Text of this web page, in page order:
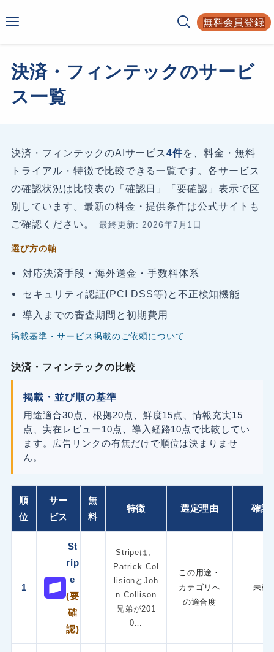
無料会員登録
決済・フィンテックのサービ
ス一覧
決済・フィンテックのAIサービス4件を、料金・無料
トライアル・特徴で比較できる一覧です。各サービス
の確認状況は比較表の「確認日」「要確認」表示で区
別しています。最新の料金・提供条件は公式サイトも
ご確認ください。
最終更新: 2026年7月1日
選び方の軸
対応決済手段・海外送金・手数料体系
セキュリティ認証(PCI DSS等)と不正検知機能
導入までの審査期間と初期費用
掲載基準・サービス掲載のご依頼について
決済・フィンテックの比較
掲載・並び順の基準
用途適合30点、根拠20点、鮮度15点、情報充実15
点、実在レビュー10点、導入経路10点で比較してい
ます。広告リンクの有無だけで順位は決まりませ
ん。
順
位
サー
ビス
無
料
特徴 選定理由 確認
1
St
rip
e
(要
確
認)
—
Stripeは、
Patrick Col
lisionとJoh
n Collison
兄弟が201
0…
この用途・
カテゴリへ
の適合度
未確